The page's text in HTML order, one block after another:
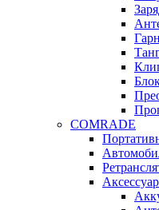
COMRADE